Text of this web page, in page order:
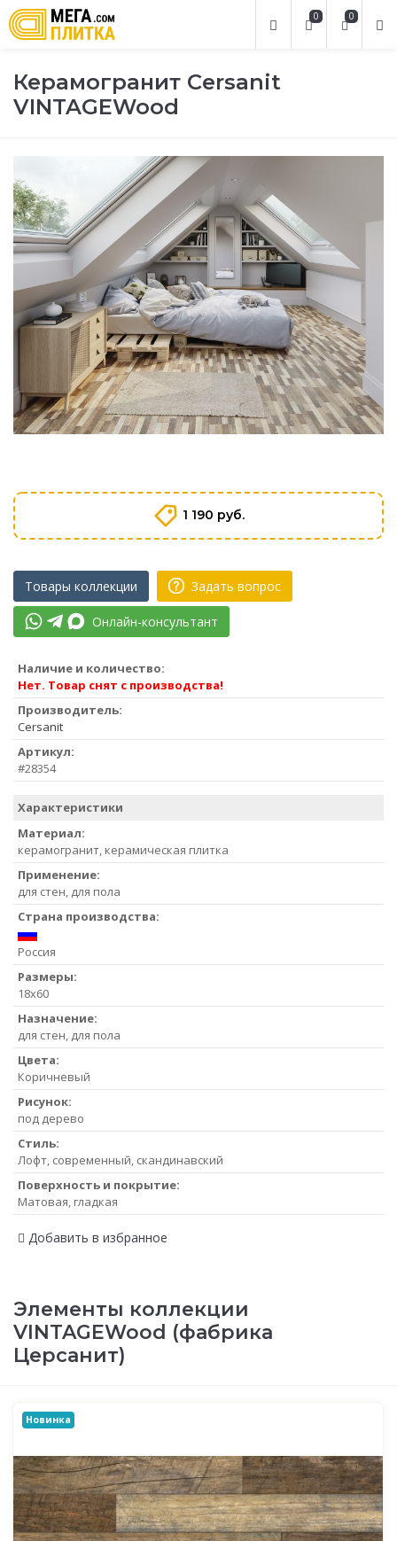
0
0
Керамогранит Cersanit
VINTAGEWood
1 190 руб.
Товары коллекции Задать вопрос
Онлайн-консультант
Наличие и количество:
Нет. Товар снят с производства!
Производитель:
Cersanit
Артикул:
#28354
Характеристики
Материал:
керамогранит, керамическая плитка
Применение:
для стен, для пола
Страна производства:
Россия
Размеры:
18x60
Назначение:
для стен, для пола
Цвета:
Коричневый
Рисунок:
под дерево
Стиль:
Лофт, современный, скандинавский
Поверхность и покрытие:
Матовая, гладкая
Добавить в избранное
Элементы коллекции
VINTAGEWood (фабрика
Церсанит)
Новинка